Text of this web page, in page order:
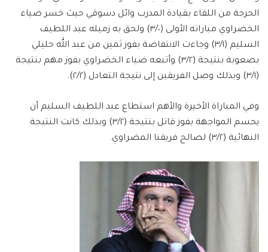
الحرجة من اللقاء بقيادة المدرب وائل دسوقي حيث خسر ضياء
الخضراوي مباراته الأولى (٣/٠) ولحق به زميله عبد اللطيف
السليم (٣/١) وجاءت الانتفاضة بفوز ثمين من عبد الله حليلي
بصعوبة بنتيجة (٣/٢) وأتبعه ضياء الخضراوي بفوز مهم بنتيجة
(٣/١) وبذلك وصل الفريقين إلى نتيجة التعادل (٢/٢).
وفي المباراة الأخيرة والأهم استطاع عبد اللطيف السليم أن
يحسم المواجهة بفوز قاتل بنتيجة (٣/٢) وبذلك كانت النتيجة
النهائية (٣/٢) لصالح فريقنا المضراوي.